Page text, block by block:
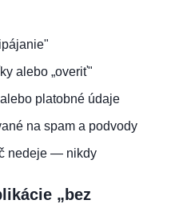
alebo „overiť"
platobné údaje
na spam a podvody
nedeje — nikdy
„bez